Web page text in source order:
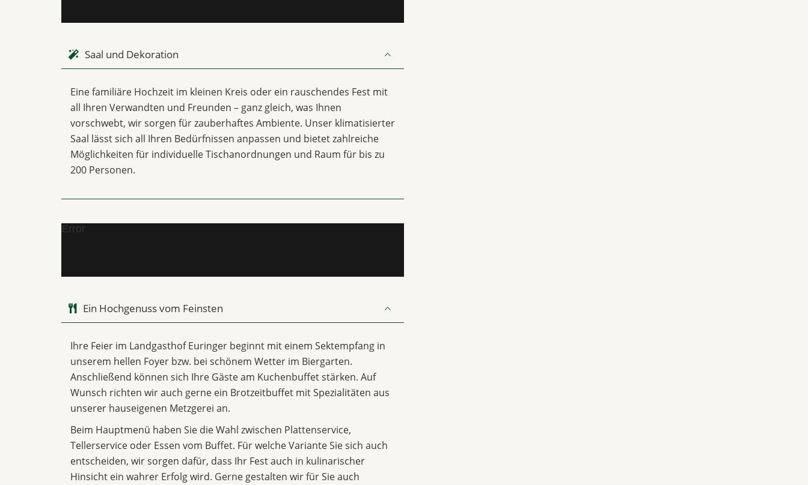
Saal und Dekoration
Eine familiäre Hochzeit im kleinen Kreis oder ein rauschendes Fest mit
all Ihren Verwandten und Freunden – ganz gleich, was Ihnen
vorschwebt, wir sorgen für zauberhaftes Ambiente. Unser klimatisierter
Saal lässt sich all Ihren Bedürfnissen anpassen und bietet zahlreiche
Möglichkeiten für individuelle Tischanordnungen und Raum für bis zu
200 Personen.
Error
Ein Hochgenuss vom Feinsten
Ihre Feier im Landgasthof Euringer beginnt mit einem Sektempfang in
unserem hellen Foyer bzw. bei schönem Wetter im Biergarten.
Anschließend können sich Ihre Gäste am Kuchenbuffet stärken. Auf
Wunsch richten wir auch gerne ein Brotzeitbuffet mit Spezialitäten aus
unserer hauseigenen Metzgerei an.
Beim Hauptmenü haben Sie die Wahl zwischen Plattenservice,
Tellerservice oder Essen vom Buffet. Für welche Variante Sie sich auch
entscheiden, wir sorgen dafür, dass Ihr Fest auch in kulinarischer
Hinsicht ein wahrer Erfolg wird. Gerne gestalten wir für Sie auch